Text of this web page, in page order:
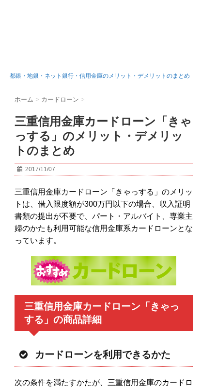
都銀・地銀・ネット銀行・信用金庫のメリット・デメリットのまとめ
ホーム > カードローン >
三重信用金庫カードローン「きゃ
っする」のメリット・デメリッ
トのまとめ
2017/11/07
三重信用金庫カードローン「きゃっする」のメリッ
トは、借入限度額が300万円以下の場合、収入証明
書類の提出が不要で、パート・アルバイト、専業主
婦のかたも利用可能な信用金庫系カードローンとな
っています。
三重信用金庫カードローン「きゃっ
する」の商品詳細
カードローンを利用できるかた
次の条件を満たすかたが、三重信用金庫のカードロ